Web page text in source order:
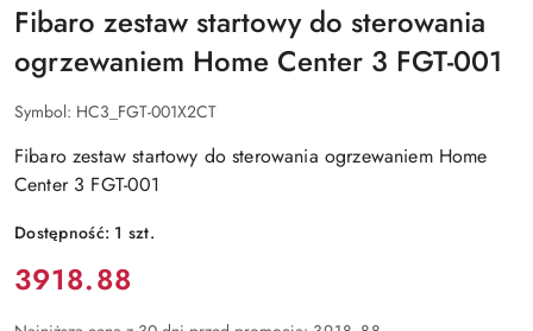
Fibaro zestaw startowy do sterowania
ogrzewaniem Home Center 3 FGT-001
Symbol: HC3_FGT-001X2CT
Fibaro zestaw startowy do sterowania ogrzewaniem Home
Center 3 FGT-001
Dostępność: 1 szt.
Cena:
3918.88